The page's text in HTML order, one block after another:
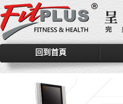
回到首頁